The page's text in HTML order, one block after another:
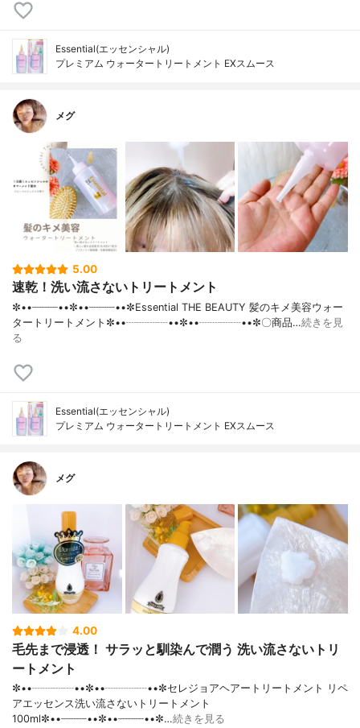
Essential(エッセンシャル)
プレミアム ウォータートリートメント EXスムース
メグ
5.00
速乾！洗い流さないトリートメント
✼••┈┈┈┈••✼••┈┈┈┈••✼Essential THE BEAUTY 髪のキメ美容ウォー
タートリートメント✼••┈┈┈┈••✼••┈┈┈┈••✼〇商品…続きを見
る
Essential(エッセンシャル)
プレミアム ウォータートリートメント EXスムース
メグ
4.00
毛先まで浸透！ サラッと馴染んで潤う 洗い流さないトリ
ートメント
✼••┈┈┈┈••✼••┈┈┈┈••✼セレジョアヘアートリートメント リペ
アエッセンス洗い流さないトリートメント
100ml✼••┈┈┈┈••✼••┈┈┈┈••✼…続きを見る